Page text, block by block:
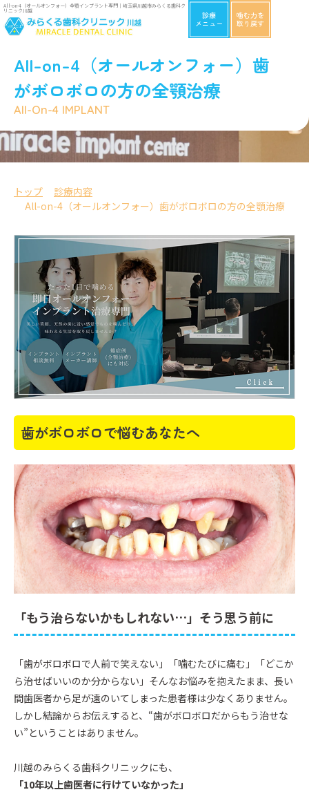
All-on-4（オールオンフォー）全顎インプラント専門｜埼玉県川越市みらくる歯科ク
リニック川越
診療
メニュー
噛む力を
取り戻す
All-on-4（オールオンフォー）歯
がボロボロの方の全顎治療
All-On-4 IMPLANT
トップ
診療内容
All-on-4（オールオンフォー）歯がボロボロの方の全顎治療
歯がボロボロで悩むあなたへ
「もう治らないかもしれない…」そう思う前に
「歯がボロボロで人前で笑えない」「噛むたびに痛む」「どこか
ら治せばいいのか分からない」そんなお悩みを抱えたまま、長い
間歯医者から足が遠のいてしまった患者様は少なくありません。
しかし結論からお伝えすると、“歯がボロボロだからもう治せな
い”ということはありません。
川越のみらくる歯科クリニックにも、
「10年以上歯医者に行けていなかった」